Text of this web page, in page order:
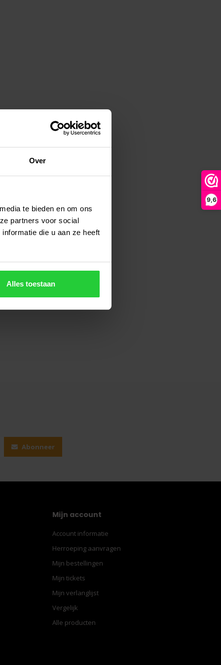
Over
te bieden en om ons
partners voor social
die u aan ze heeft
Alles toestaan
9,6
Abonneer
Mijn account
Account informatie
Herroeping aanvragen
Mijn bestellingen
Mijn tickets
Mijn verlanglijst
Vergelijk
Alle producten